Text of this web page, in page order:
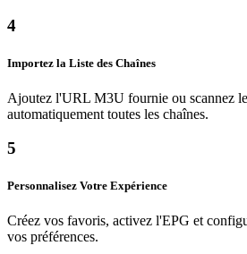
4
Importez la Liste des Chaînes
Ajoutez l'URL M3U fournie ou scannez
automatiquement toutes les chaînes.
5
Personnalisez Votre Expérience
Créez vos favoris, activez l'EPG et
vos préférences.